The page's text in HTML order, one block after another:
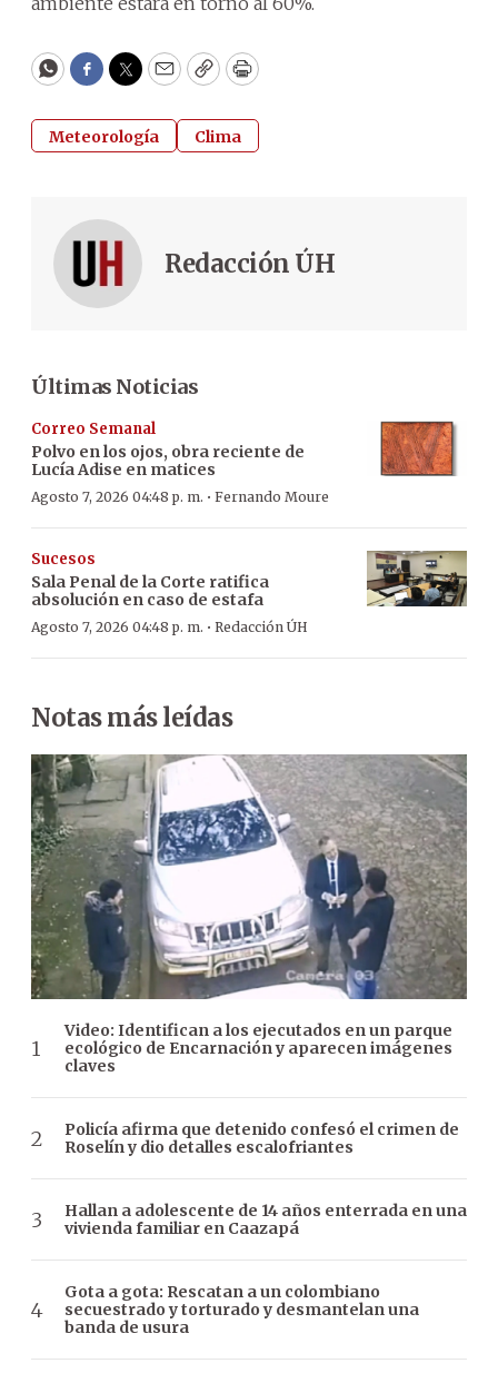
WhatsApp
Facebook
Twitter
EmailCopyPrint
Meteorología Clima
Redacción ÚH
Últimas Noticias
Correo Semanal
Polvo en los ojos, obra reciente de
Lucía Adise en matices
Agosto 7, 2026 04:48 p. m. · Fernando Moure
Sucesos
Sala Penal de la Corte ratifica
absolución en caso de estafa
Agosto 7, 2026 04:48 p. m. · Redacción ÚH
Notas más leídas
Video: Identifican a los ejecutados en un parque
ecológico de Encarnación y aparecen imágenes
claves
Policía afirma que detenido confesó el crimen de
Roselín y dio detalles escalofriantes
Hallan a adolescente de 14 años enterrada en una
vivienda familiar en Caazapá
Gota a gota: Rescatan a un colombiano
secuestrado y torturado y desmantelan una
banda de usura